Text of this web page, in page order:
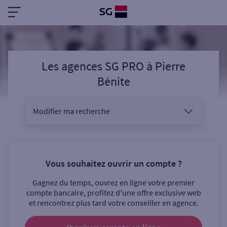
Les agences SG PRO à Pierre
Bénite
Modifier ma recherche
Sélectionnez votre recherche
Vous souhaitez ouvrir un compte ?
Gagnez du temps, ouvrez en ligne votre premier
compte bancaire, profitez d'une offre exclusive web
et rencontrez plus tard votre conseiller en agence.